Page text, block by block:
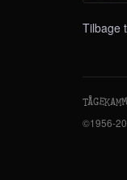
Tilbage
TÅGEKAM
©1956-